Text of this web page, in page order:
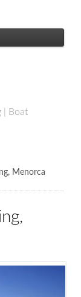
| Boat
Menorca